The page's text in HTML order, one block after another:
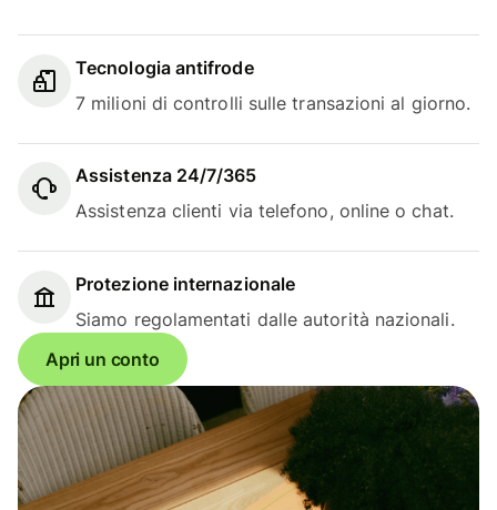
Tecnologia antifrode
7 milioni di controlli sulle transazioni al giorno.
Assistenza 24/7/365
Assistenza clienti via telefono, online o chat.
Protezione internazionale
Siamo regolamentati dalle autorità nazionali.
Apri un conto